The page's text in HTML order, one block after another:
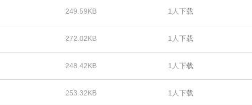
249.59KB 1人下载
272.02KB 1人下载
248.42KB 1人下载
253.32KB 1人下载